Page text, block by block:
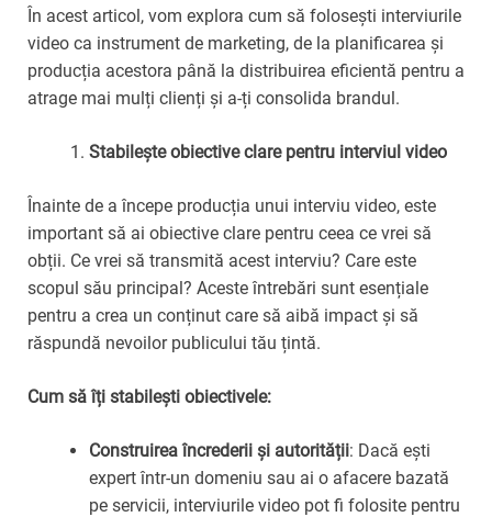
În acest articol, vom explora cum să folosești interviurile
video ca instrument de marketing, de la planificarea și
producția acestora până la distribuirea eficientă pentru a
atrage mai mulți clienți și a-ți consolida brandul.
Stabilește obiective clare pentru interviul video
Înainte de a începe producția unui interviu video, este
important să ai obiective clare pentru ceea ce vrei să
obții. Ce vrei să transmită acest interviu? Care este
scopul său principal? Aceste întrebări sunt esențiale
pentru a crea un conținut care să aibă impact și să
răspundă nevoilor publicului tău țintă.
Cum să îți stabilești obiectivele:
Construirea încrederii și autorității: Dacă ești
expert într-un domeniu sau ai o afacere bazată
pe servicii, interviurile video pot fi folosite pentru